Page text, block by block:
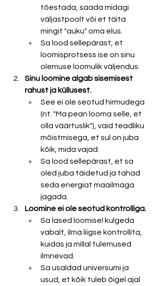
tõestada, saada midagi
väljastpoolt või et täita
mingit "auku" oma elus.
Sa lood sellepärast, et
loomisprotsess ise on sinu
olemuse loomulik väljendus.
Sinu loomine algab sisemisest
rahust ja küllusest.
See ei ole seotud hirmudega
(nt. "Ma pean looma selle, et
olla väärtuslik"), vaid teadliku
mõistmisega, et sul on juba
kõik, mida vajad.
Sa lood sellepärast, et sa
oled juba täidetud ja tahad
seda energiat maailmaga
jagada.
Loomine ei ole seotud kontrolliga.
Sa lased loomisel kulgeda
vabalt, ilma liigse kontrollita,
kuidas ja millal tulemused
ilmnevad.
Sa usaldad universumi ja
usud, et kõik tuleb õigel ajal